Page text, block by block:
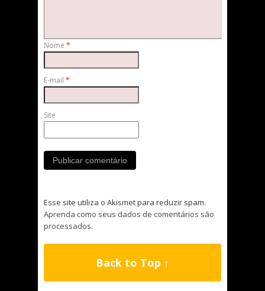
Nome *
E-mail *
Site
Esse site utiliza o Akismet para reduzir spam.
Aprenda como seus dados de comentários são
processados.
Back to Top ↑